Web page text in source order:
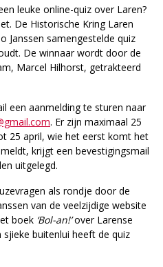
leuke online-quiz over Laren?
De Historische Kring Laren
Janssen samengestelde quiz
De winnaar wordt door de
Marcel Hilhorst, getrakteerd
een aanmelding te sturen naar
. Er zijn maximaal 25
25 april, wie het eerst komt het
krijgt een bevestigingsmail
uitgelegd.
als rondje door de
van de veelzijdige website
boek ‘Bol-an!’over Larense
buitenlui heeft de quiz